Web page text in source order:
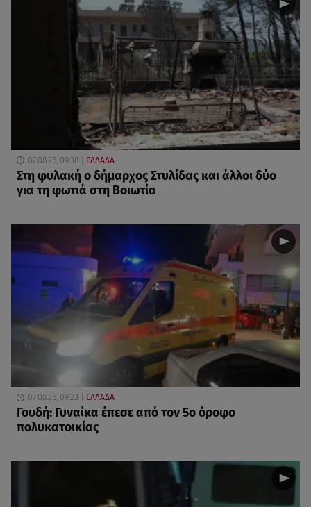
07.08.26, 09:38 ΕΛΛΑΔΑ
Στη φυλακή ο δήμαρχος Στυλίδας και άλλοι δύο
για τη φωτιά στη Βοιωτία
07.08.26, 09:23 ΕΛΛΑΔΑ
Γουδή: Γυναίκα έπεσε από τον 5ο όροφο
πολυκατοικίας